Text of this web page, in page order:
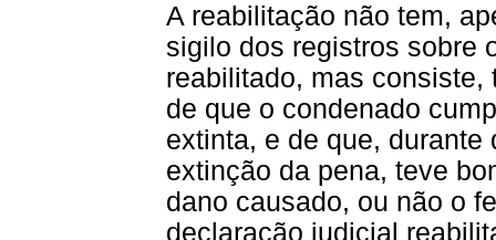
A reabilitação não tem,
sigilo dos registros sobre
reabilitado, mas
de que o condenado
extinta, e de que,
extinção da pena, teve
dano causado, ou não o
declaração judicial